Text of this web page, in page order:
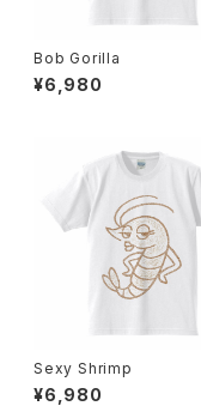
Bob Gorilla
¥6,980
Sexy Shrimp
¥6,980